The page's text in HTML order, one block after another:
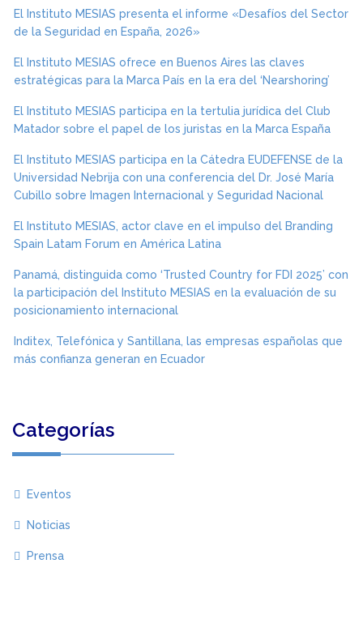
El Instituto MESIAS presenta el informe «Desafíos del Sector
de la Seguridad en España, 2026»
El Instituto MESIAS ofrece en Buenos Aires las claves
estratégicas para la Marca País en la era del ‘Nearshoring’
El Instituto MESIAS participa en la tertulia jurídica del Club
Matador sobre el papel de los juristas en la Marca España
El Instituto MESIAS participa en la Cátedra EUDEFENSE de la
Universidad Nebrija con una conferencia del Dr. José María
Cubillo sobre Imagen Internacional y Seguridad Nacional
El Instituto MESIAS, actor clave en el impulso del Branding
Spain Latam Forum en América Latina
Panamá, distinguida como ‘Trusted Country for FDI 2025’ con
la participación del Instituto MESIAS en la evaluación de su
posicionamiento internacional
Inditex, Telefónica y Santillana, las empresas españolas que
más confianza generan en Ecuador
Categorías
Eventos
Noticias
Prensa